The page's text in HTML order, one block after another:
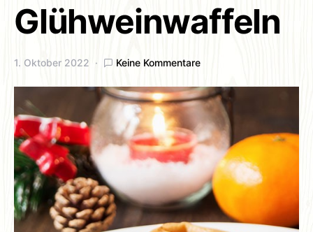
Glühweinwaffeln
1. Oktober 2022 Keine Kommentare